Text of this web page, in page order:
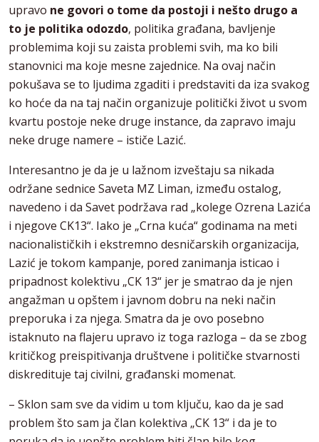
upravo ne govori o tome da postoji i nešto drugo a
to je politika odozdo, politika građana, bavljenje
problemima koji su zaista problemi svih, ma ko bili
stanovnici ma koje mesne zajednice. Na ovaj način
pokušava se to ljudima zgaditi i predstaviti da iza svakog
ko hoće da na taj način organizuje politički život u svom
kvartu postoje neke druge instance, da zapravo imaju
neke druge namere – ističe Lazić.
Interesantno je da je u lažnom izveštaju sa nikada
održane sednice Saveta MZ Liman, između ostalog,
navedeno i da Savet podržava rad „kolege Ozrena Lazića
i njegove CK13“. Iako je „Crna kuća“ godinama na meti
nacionalističkih i ekstremno desničarskih organizacija,
Lazić je tokom kampanje, pored zanimanja isticao i
pripadnost kolektivu „CK 13“ jer je smatrao da je njen
angažman u opštem i javnom dobru na neki način
preporuka i za njega. Smatra da je ovo posebno
istaknuto na flajeru upravo iz toga razloga – da se zbog
kritičkog preispitivanja društvene i političke stvarnosti
diskredituje taj civilni, građanski momenat.
– Sklon sam sve da vidim u tom ključu, kao da je sad
problem što sam ja član kolektiva „CK 13“ i da je to